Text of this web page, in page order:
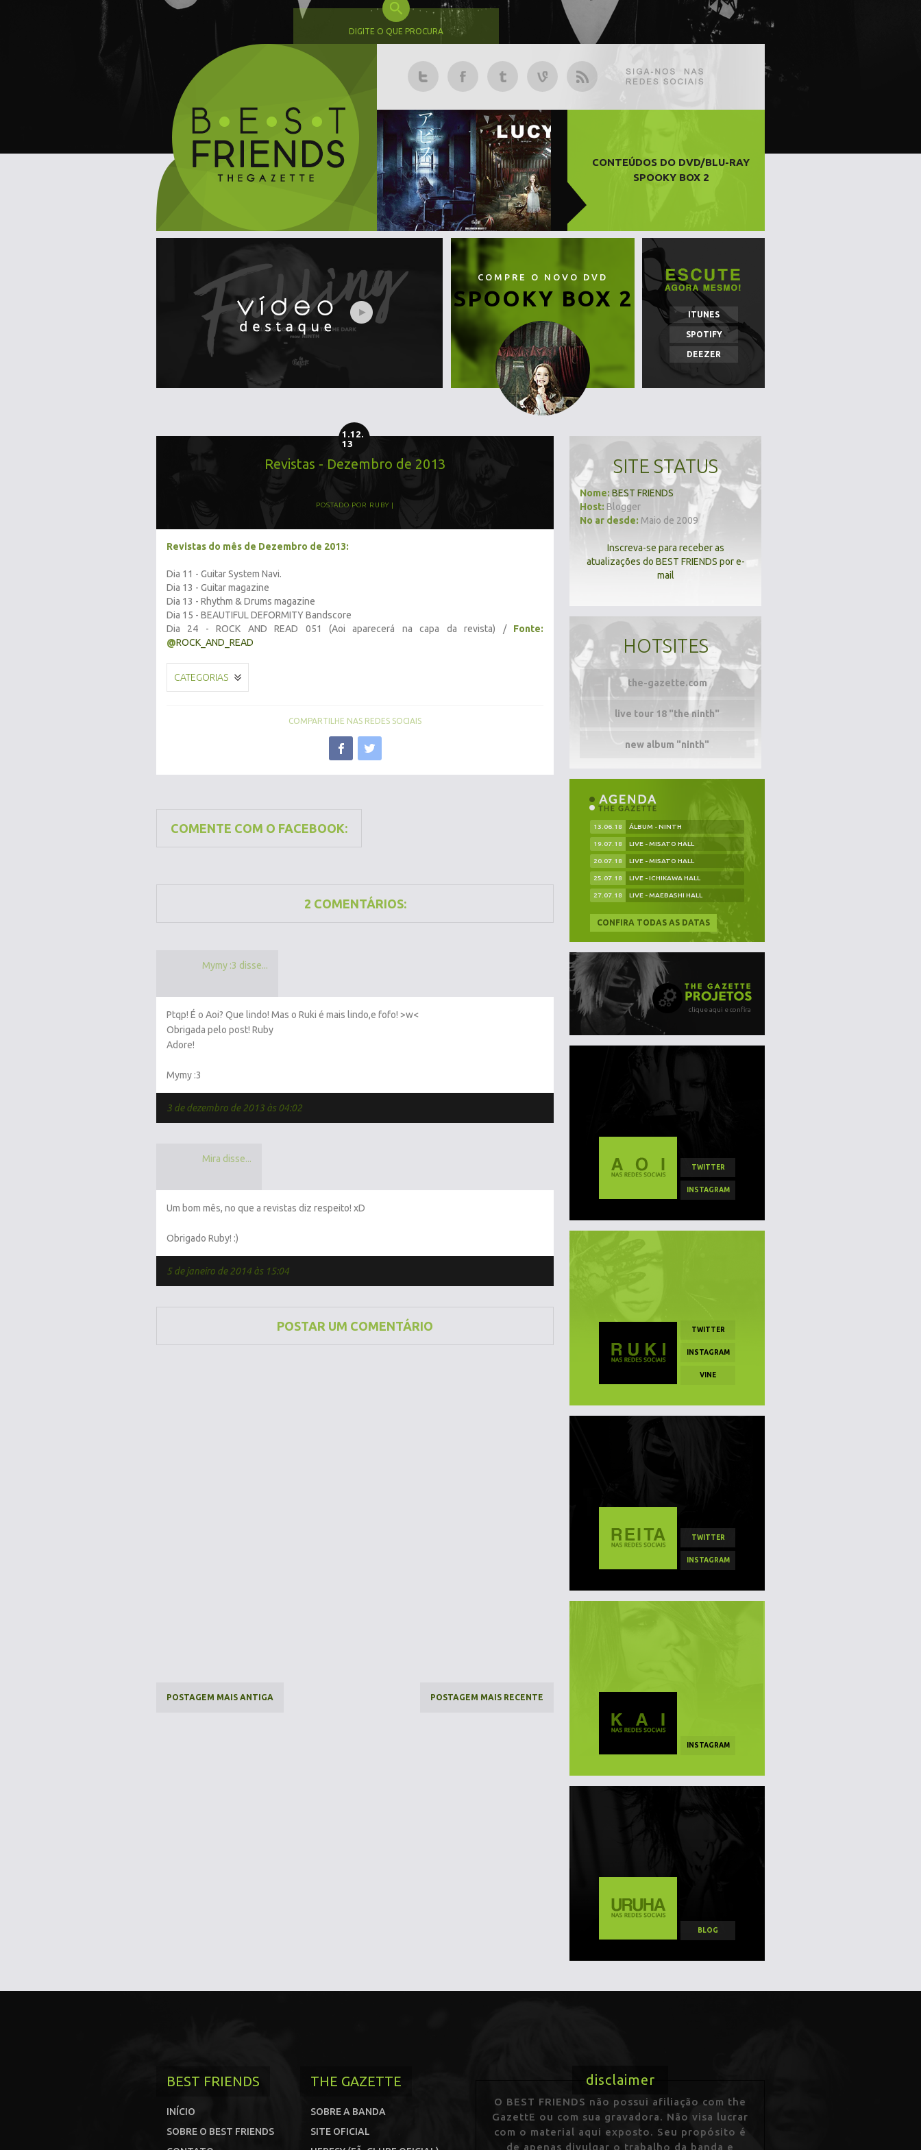
DIGITE O QUE PROCURA
CONTEÚDOS DO DVD/BLU-RAY
SPOOKY BOX 2
COMPRE O NOVO DVD
SPOOKY BOX 2
ITUNES
SPOTIFY
DEEZER
1.12.
13
Revistas - Dezembro de 2013
POSTADO POR RUBY
Revistas do mês de Dezembro de 2013:
Dia 11 - Guitar System Navi.
Dia 13 - Guitar magazine
Dia 13 - Rhythm & Drums magazine
Dia 15 - BEAUTIFUL DEFORMITY Bandscore
Dia 24 - ROCK AND READ 051 (Aoi aparecerá na capa da revista) / Fonte:
@ROCK_AND_READ
CATEGORIAS
COMPARTILHE NAS REDES SOCIAIS
COMENTE COM O FACEBOOK:
2 COMENTÁRIOS:
Mymy :3 disse...
Ptqp! É o Aoi? Que lindo! Mas o Ruki é mais lindo,e fofo! >w<
Obrigada pelo post! Ruby
Adore!
Mymy :3
3 de dezembro de 2013 às 04:02
Mira disse...
Um bom mês, no que a revistas diz respeito! xD
Obrigado Ruby! :)
5 de janeiro de 2014 às 15:04
POSTAR UM COMENTÁRIO
POSTAGEM MAIS RECENTE
POSTAGEM MAIS ANTIGA
SITE STATUS
Nome: BEST FRIENDS
Host: Blogger
No ar desde: Maio de 2009
Inscreva-se para receber as
atualizações do BEST FRIENDS por e-
mail
HOTSITES
the-gazette.com
live tour 18 "the ninth"
new album "ninth"
13.06.18 ÁLBUM - NINTH
19.07.18 LIVE - MISATO HALL
20.07.18 LIVE - MISATO HALL
25.07.18 LIVE - ICHIKAWA HALL
27.07.18 LIVE - MAEBASHI HALL
CONFIRA TODAS AS DATAS
clique aqui e confira
TWITTER
INSTAGRAM
TWITTER
INSTAGRAM
VINE
TWITTER
INSTAGRAM
INSTAGRAM
BLOG
BEST FRIENDS
INÍCIO
SOBRE O BEST FRIENDS
THE GAZETTE
SOBRE A BANDA
SITE OFICIAL
disclaimer
O BEST FRIENDS não possui afiliação com the
GazettE ou com sua gravadora. Não visa lucrar
com o material aqui exposto. Seu propósito é
de apenas divulgar o trabalho da banda e